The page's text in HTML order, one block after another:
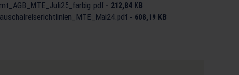
- 212,84 KB
- 608,19 KB